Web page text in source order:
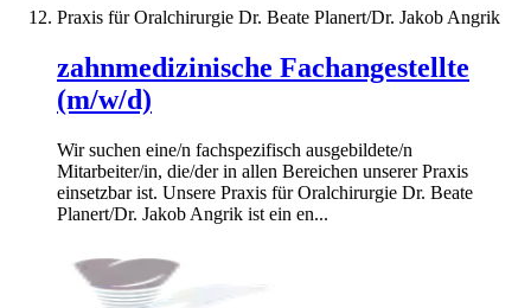
Praxis für Oralchirurgie Dr. Beate Planert/Dr. Jakob Angrik
zahnmedizinische Fachangestellte
(m/w/d)
Wir suchen eine/n fachspezifisch ausgebildete/n
Mitarbeiter/in, die/der in allen Bereichen unserer Praxis
einsetzbar ist. Unsere Praxis für Oralchirurgie Dr. Beate
Planert/Dr. Jakob Angrik ist ein en...